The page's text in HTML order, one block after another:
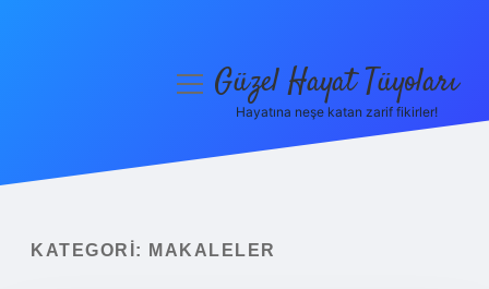
Yasal Uyarı
menüyüGüzel Hayat Tüyoları
Hayatına neşe katan zarif fikirler!
KATEGORI: MAKALELER